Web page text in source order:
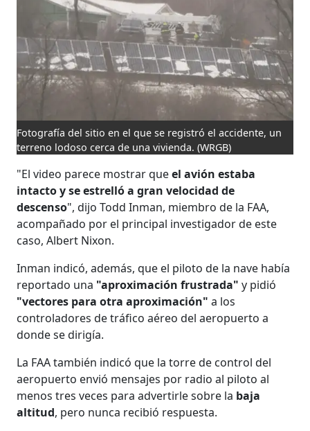
Fotografía del sitio en el que se registró el accidente, un
terreno lodoso cerca de una vivienda. (WRGB)
"El video parece mostrar queel avión estaba
intacto y se estrelló a gran velocidad de
descenso", dijo Todd Inman, miembro de la FAA,
acompañado por el principal investigador de este
caso, Albert Nixon.
Inman indicó, además, que el piloto de la nave había
reportado una "aproximación frustrada"y pidió
"vectores para otra aproximación" a los
controladores de tráfico aéreo del aeropuerto a
donde se dirigía.
La FAA también indicó que la torre de control del
aeropuerto envió mensajes por radio al piloto al
menos tres veces para advertirle sobre la baja
altitud, pero nunca recibió respuesta.